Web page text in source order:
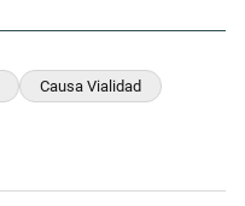
Causa Vialidad